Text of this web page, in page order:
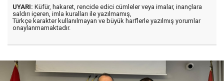
UYARI: Küfür, hakaret, rencide edici cümleler veya imalar, inançlara
saldırı içeren, imla kuralları ile yazılmamış,
Türkçe karakter kullanılmayan ve büyük harflerle yazılmış yorumlar
onaylanmamaktadır.